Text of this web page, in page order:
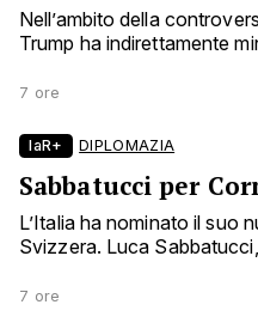
Nell’ambito della
Trump ha indirettamente
7 ore
laR+ DIPLOMAZIA
Sabbatucci per
L’Italia ha nominato il suo
Svizzera. Luca
7 ore